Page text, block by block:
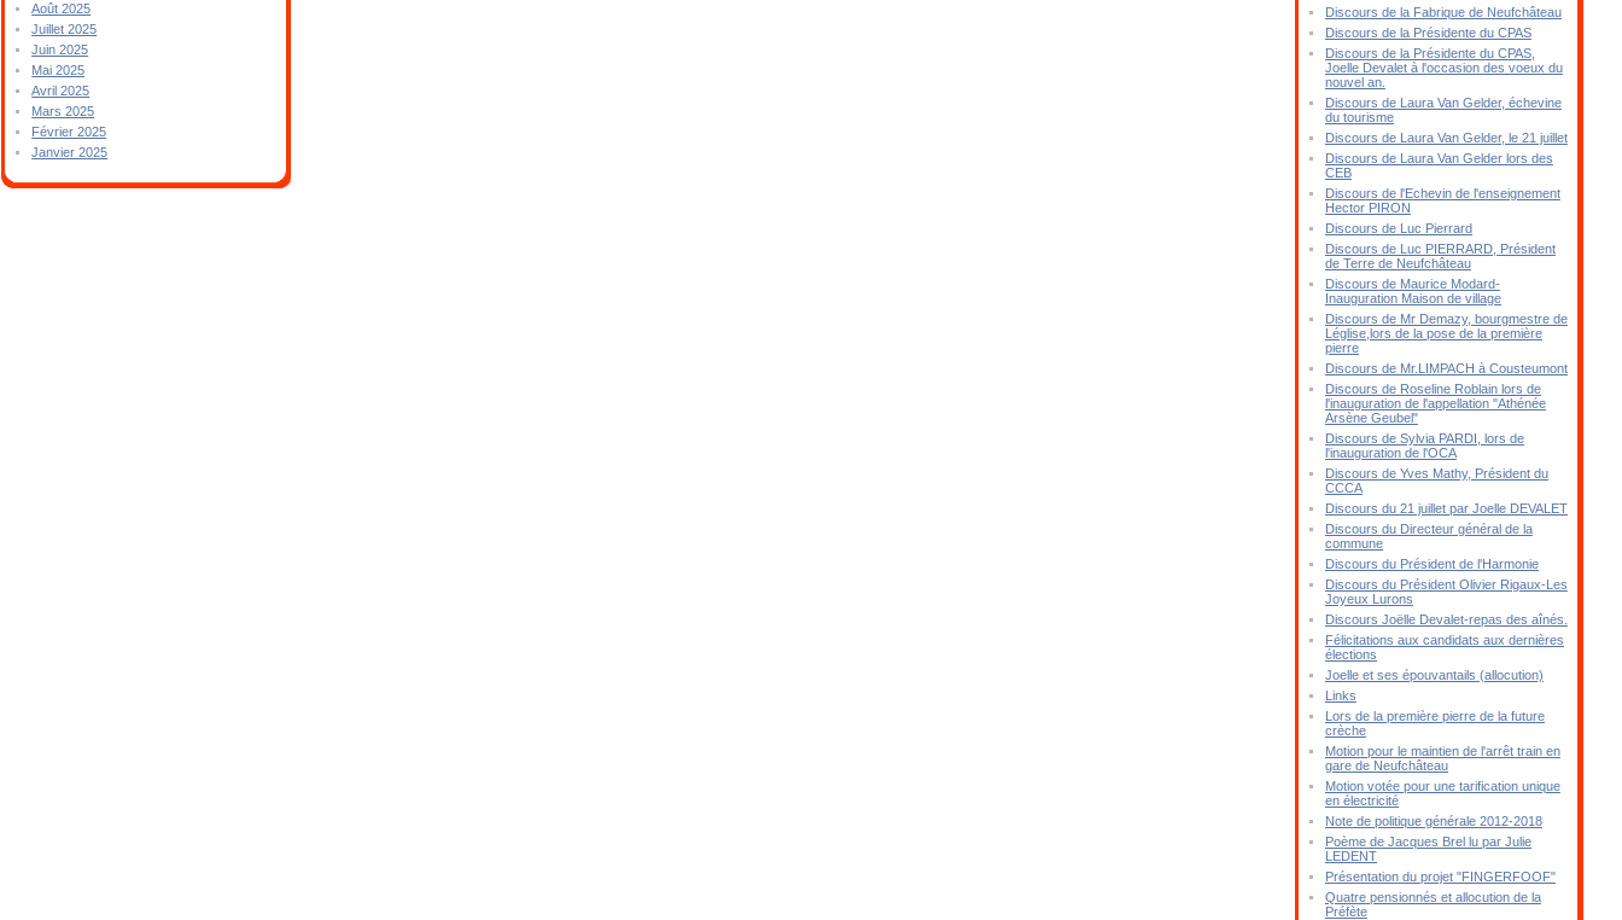
Août 2025
Juillet 2025
Juin 2025
Mai 2025
Avril 2025
Mars 2025
Février 2025
Janvier 2025
Discours de la Fabrique de Neufchâteau
Discours de la Présidente du CPAS
Discours de la Présidente du CPAS,
Joelle Devalet à l'occasion des voeux du
nouvel an.
Discours de Laura Van Gelder, échevine
du tourisme
Discours de Laura Van Gelder, le 21 juillet
Discours de Laura Van Gelder lors des
CEB
Discours de l'Echevin de l'enseignement
Hector PIRON
Discours de Luc Pierrard
Discours de Luc PIERRARD, Président
de Terre de Neufchâteau
Discours de Maurice Modard-
Inauguration Maison de village
Discours de Mr Demazy, bourgmestre de
Léglise,lors de la pose de la première
pierre
Discours de Mr.LIMPACH à Cousteumont
Discours de Roseline Roblain lors de
l'inauguration de l'appellation "Athénée
Arsène Geubel"
Discours de Sylvia PARDI, lors de
l'inauguration de l'OCA
Discours de Yves Mathy, Président du
CCCA
Discours du 21 juillet par Joelle DEVALET
Discours du Directeur général de la
commune
Discours du Président de l'Harmonie
Discours du Président Olivier Rigaux-Les
Joyeux Lurons
Discours Joëlle Devalet-repas des aînés.
Félicitations aux candidats aux dernières
élections
Joelle et ses épouvantails (allocution)
Links
Lors de la première pierre de la future
crèche
Motion pour le maintien de l'arrêt train en
gare de Neufchâteau
Motion votée pour une tarification unique
en électricité
Note de politique générale 2012-2018
Poème de Jacques Brel lu par Julie
LEDENT
Présentation du projet "FINGERFOOF"
Quatre pensionnés et allocution de la
Préfète